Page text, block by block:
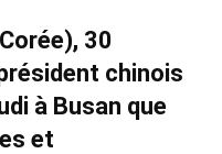
30
chinois
à Busan que
et